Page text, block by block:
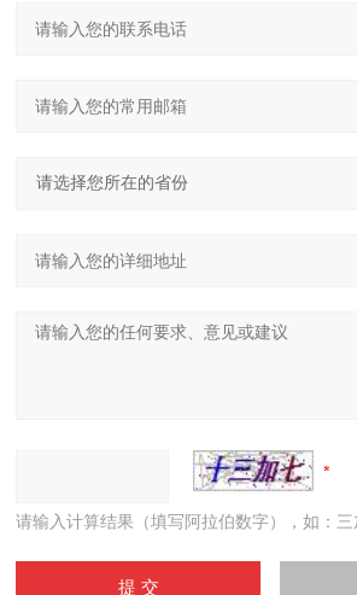
请输入计算结果（填写阿拉伯数字），如：三